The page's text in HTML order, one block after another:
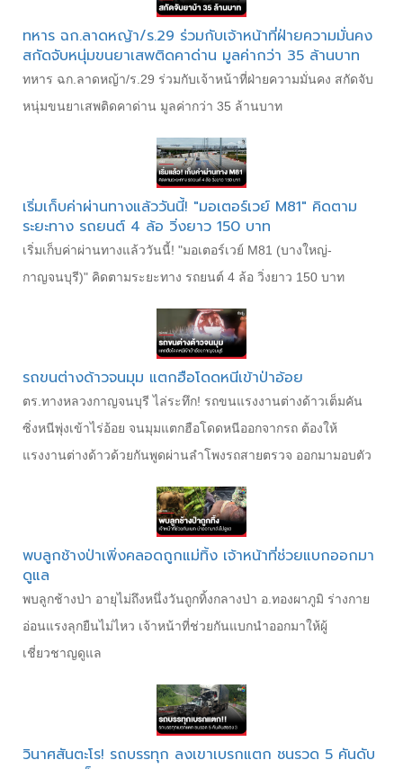
ทหาร ฉก.ลาดหญ้า/ร.29 ร่วมกับเจ้าหน้าที่ฝ่ายความมั่นคง
สกัดจับหนุ่มขนยาเสพติดคาด่าน มูลค่ากว่า 35 ล้านบาท
ทหาร ฉก.ลาดหญ้า/ร.29 ร่วมกับเจ้าหน้าที่ฝ่ายความมั่นคง สกัดจับ
หนุ่มขนยาเสพติดคาด่าน มูลค่ากว่า 35 ล้านบาท
เริ่มเก็บค่าผ่านทางแล้ววันนี้! "มอเตอร์เวย์ M81" คิดตาม
ระยะทาง รถยนต์ 4 ล้อ วิ่งยาว 150 บาท
เริ่มเก็บค่าผ่านทางแล้ววันนี้! "มอเตอร์เวย์ M81 (บางใหญ่-
กาญจนบุรี)" คิดตามระยะทาง รถยนต์ 4 ล้อ วิ่งยาว 150 บาท
รถขนต่างด้าวจนมุม แตกฮือโดดหนีเข้าป่าอ้อย
ตร.ทางหลวงกาญจนบุรี ไล่ระทึก! รถขนแรงงานต่างด้าวเต็มคัน
ซิ่งหนีพุ่งเข้าไร่อ้อย จนมุมแตกฮือโดดหนีออกจากรถ ต้องให้
แรงงานต่างด้าวด้วยกันพูดผ่านลำโพงรถสายตรวจ ออกมามอบตัว
พบลูกช้างป่าเพิ่งคลอดถูกแม่ทิ้ง เจ้าหน้าที่ช่วยแบกออกมา
ดูแล
พบลูกช้างป่า อายุไม่ถึงหนึ่งวันถูกทิ้งกลางป่า อ.ทองผาภูมิ ร่างกาย
อ่อนแรงลุกยืนไม่ไหว เจ้าหน้าที่ช่วยกันแบกนำออกมาให้ผู้
เชี่ยวชาญดูแล
วินาศสันตะโร! รถบรรทุก ลงเขาเบรกแตก ชนรวด 5 คันดับ